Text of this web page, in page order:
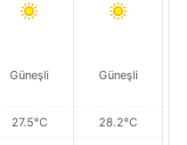
Güneşli
27.5°C
Güneşli
28.2°C